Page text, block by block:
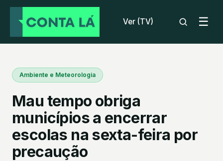
Ver (TV) ☰
Ambiente e Meteorologia
Mau tempo obriga
municípios a encerrar
escolas na sexta-feira por
precaução